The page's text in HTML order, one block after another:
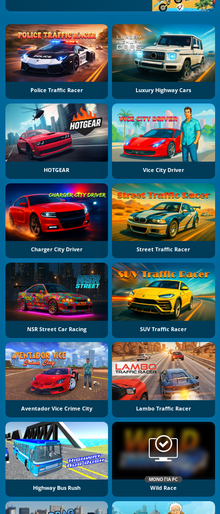
Police Traffic Racer Luxury Highway Cars
HOTGEAR Vice City Driver
Charger City Driver Street Traffic Racer
NSR Street Car Racing SUV Traffic Racer
Aventador Vice Crime City Lambo Traffic Racer
Highway Bus Rush
ΜΌΝΟ ΓΙΑ PC
Wild Race